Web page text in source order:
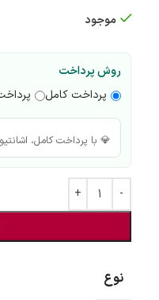
موجود
روش پرداخت
پرداخت کامل
💎 با پرداخت کامل،
نوع